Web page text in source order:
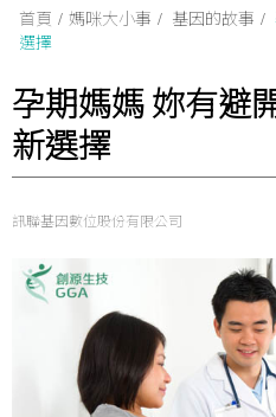
首頁 媽咪大小事 基因的故事
選擇
孕期媽媽 妳有避
新選擇
訊聯基因數位股份有限公司